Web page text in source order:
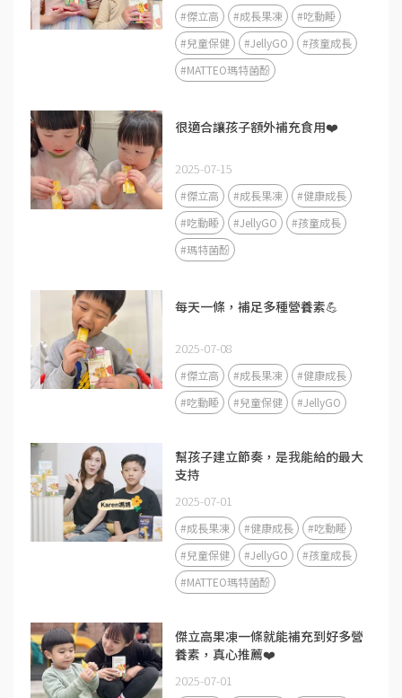
#傑立高 #成長果凍
#吃動睡
#兒童保健
#JellyGO
#孩童成長
#MATTEO瑪特菌酚
很適合讓孩子額外補充食用❤️
2025-07-15
#傑立高 #成長果凍
#健康成長
#吃動睡
#JellyGO
#孩童成長
#瑪特菌酚
每天一條，補足多種營養素💪
2025-07-08
#傑立高 #成長果凍
#健康成長
#吃動睡
#兒童保健 #JellyGO
幫孩子建立節奏，是我能給的最大
支持
2025-07-01
#成長果凍 #健康成長
#吃動睡
#兒童保健
#JellyGO
#孩童成長
#MATTEO瑪特菌酚
傑立高果凍一條就能補充到好多營
養素，真心推薦❤️
2025-07-01